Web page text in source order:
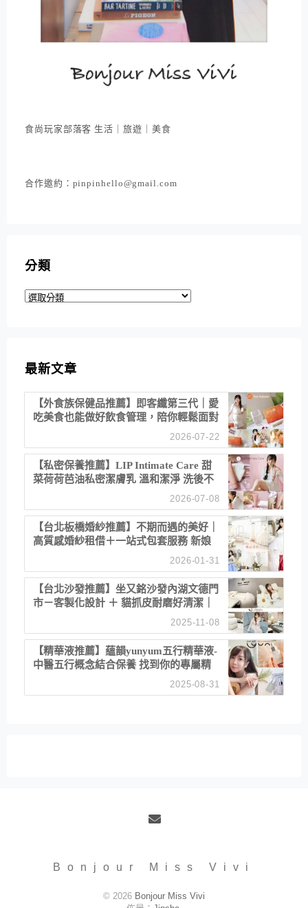
食尚玩家部落客 生活｜旅遊｜美食
合作邀約：pinpinhello@gmail.com
分類
分
最新文章
【外食族保健品推薦】即客纖第三代｜愛
吃美食也能做好飲食管理，陪你輕鬆面對
2026-07-22
【私密保養推薦】LIP Intimate Care 甜
菜荷荷芭油私密潔膚乳 溫和潔淨 洗後不
2026-07-08
【台北板橋婚紗推薦】不期而遇的美好｜
高質感婚紗租借＋一站式包套服務 新娘
2026-01-31
【台北沙發推薦】坐又銘沙發內湖文德門
市－客製化設計 ＋ 貓抓皮耐磨好清潔｜
直營直銷、價格透明 高CP值打造夢想
居家風格
2025-11-08
【精華液推薦】蘊韻yunyum五行精華液-
中醫五行概念結合保養 找到你的專屬精
華！ 水㊀土㊀就選「潤・賦精華」維持
肌膚剛剛好的平衡
2025-08-31
Bonjour Miss Vivi
© 2026 Bonjour Miss Vivi